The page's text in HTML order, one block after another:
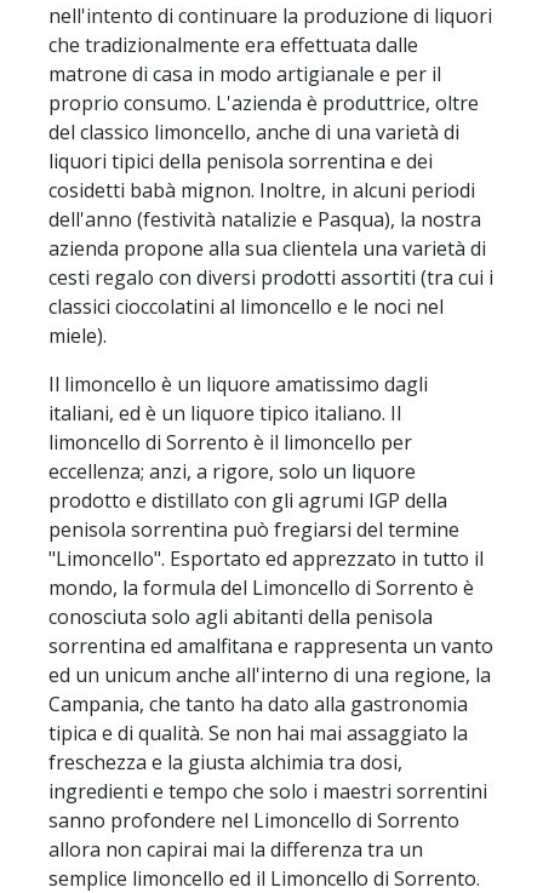
nell'intento di continuare la produzione di liquori
che tradizionalmente era effettuata dalle
matrone di casa in modo artigianale e per il
proprio consumo. L'azienda è produttrice, oltre
del classico limoncello, anche di una varietà di
liquori tipici della penisola sorrentina e dei
cosidetti babà mignon. Inoltre, in alcuni periodi
dell'anno (festività natalizie e Pasqua), la nostra
azienda propone alla sua clientela una varietà di
cesti regalo con diversi prodotti assortiti (tra cui i
classici cioccolatini al limoncello e le noci nel
miele).
Il limoncello è un liquore amatissimo dagli
italiani, ed è un liquore tipico italiano. Il
limoncello di Sorrento è il limoncello per
eccellenza; anzi, a rigore, solo un liquore
prodotto e distillato con gli agrumi IGP della
penisola sorrentina può fregiarsi del termine
"Limoncello". Esportato ed apprezzato in tutto il
mondo, la formula del Limoncello di Sorrento è
conosciuta solo agli abitanti della penisola
sorrentina ed amalfitana e rappresenta un vanto
ed un unicum anche all'interno di una regione, la
Campania, che tanto ha dato alla gastronomia
tipica e di qualità. Se non hai mai assaggiato la
freschezza e la giusta alchimia tra dosi,
ingredienti e tempo che solo i maestri sorrentini
sanno profondere nel Limoncello di Sorrento
allora non capirai mai la differenza tra un
semplice limoncello ed il Limoncello di Sorrento.